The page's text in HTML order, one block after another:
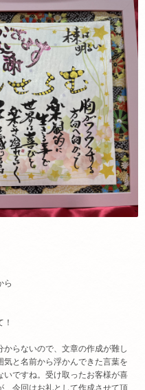
ら
らないので、文章の作成が難し
と名前から浮かんできた言葉を
ですね。受け取ったお客様が喜
、今回はお礼として作成させて頂